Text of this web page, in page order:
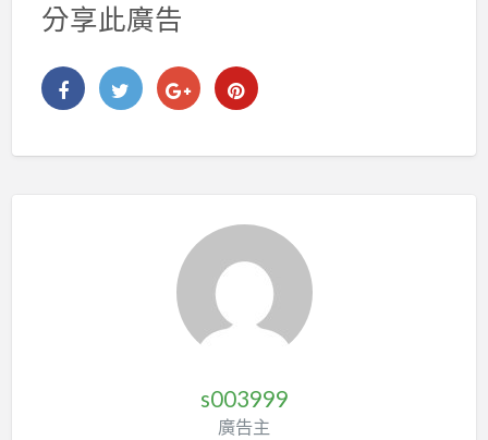
分享此廣告
s003999
廣告主